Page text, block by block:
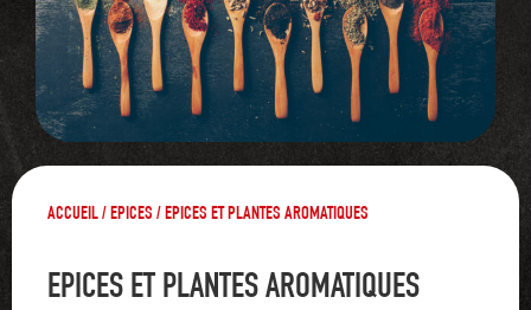
ACCUEIL/ EPICES / EPICES ET PLANTES AROMATIQUES
EPICES ET PLANTES AROMATIQUES